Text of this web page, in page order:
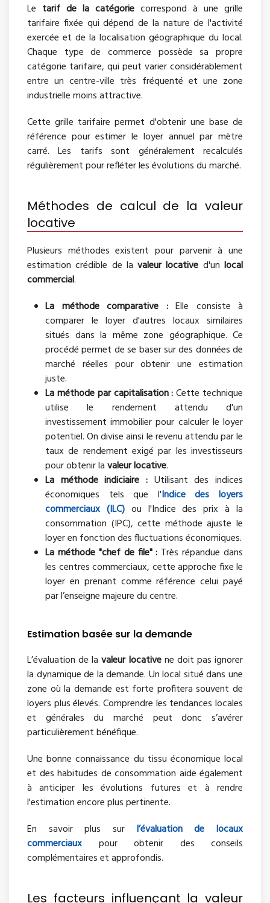
Le tarif de la catégorie correspond à une grille
tarifaire fixée qui dépend de la nature de l'activité
exercée et de la localisation géographique du local.
Chaque type de commerce possède sa propre
catégorie tarifaire, qui peut varier considérablement
entre un centre-ville très fréquenté et une zone
industrielle moins attractive.
Cette grille tarifaire permet d'obtenir une base de
référence pour estimer le loyer annuel par mètre
carré. Les tarifs sont généralement recalculés
régulièrement pour refléter les évolutions du marché.
Méthodes de calcul de la valeur
locative
Plusieurs méthodes existent pour parvenir à une
estimation crédible de lavaleur locative d'unlocal
commercial.
La méthode comparative :Elle consiste à
comparer le loyer d'autres locaux similaires
situés dans la même zone géographique. Ce
procédé permet de se baser sur des données de
marché réelles pour obtenir une estimation
juste.
La méthode par capitalisation :Cette technique
utilise le rendement attendu d'un
investissement immobilier pour calculer le loyer
potentiel. On divise ainsi le revenu attendu par le
taux de rendement exigé par les investisseurs
pour obtenir lavaleur locative.
La méthode indiciaire : Utilisant des indices
économiques tels que l'Indice des loyers
commerciaux (ILC)ou l'Indice des prix à la
consommation (IPC), cette méthode ajuste le
loyer en fonction des fluctuations économiques.
La méthode "chef de file" : Très répandue dans
les centres commerciaux, cette approche fixe le
loyer en prenant comme référence celui payé
par l’enseigne majeure du centre.
Estimation basée sur la demande
L’évaluation de lavaleur locativene doit pas ignorer
la dynamique de la demande. Un local situé dans une
zone où la demande est forte profitera souvent de
loyers plus élevés. Comprendre les tendances locales
et générales du marché peut donc s’avérer
particulièrement bénéfique.
Une bonne connaissance du tissu économique local
et des habitudes de consommation aide également
à anticiper les évolutions futures et à rendre
l'estimation encore plus pertinente.
En savoir plus sur l’évaluation de locaux
commerciaux pour obtenir des conseils
complémentaires et approfondis.
Les facteurs influençant la valeur